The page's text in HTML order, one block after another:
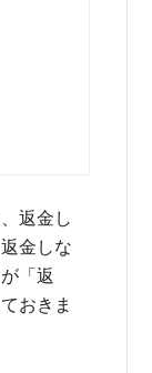
返金し
金しな
「返
おきま